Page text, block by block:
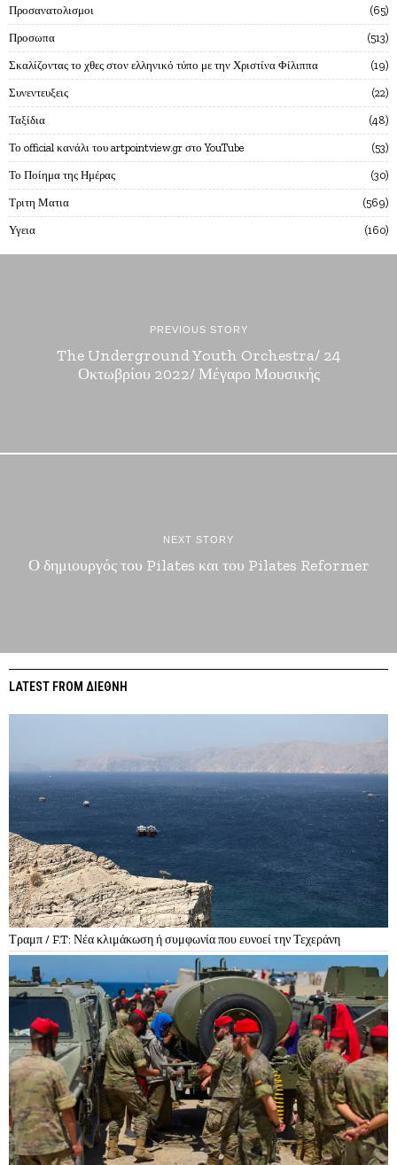
Προσανατολισμοι 65
Προσωπα 513
Σκαλίζοντας το χθες στον ελληνικό τύπο με την Χριστίνα Φίλιππα 19
Συνεντευξεις 22
Ταξίδια 48
Το official κανάλι του artpointview.gr στο YouTube 53
Το Ποίημα της Ημέρας 30
Τριτη Ματια 569
Υγεια 160
PREVIOUS STORY
The Underground Youth Orchestra/ 24
Οκτωβρίου 2022/ Μέγαρο Μουσικής
NEXT STORY
Ο δημιουργός του Pilates και του Pilates Reformer
LATEST FROM ΔΙΕΘΝΗ
Τραμπ / F.T: Νέα κλιμάκωση ή συμφωνία που ευνοεί την Τεχεράνη